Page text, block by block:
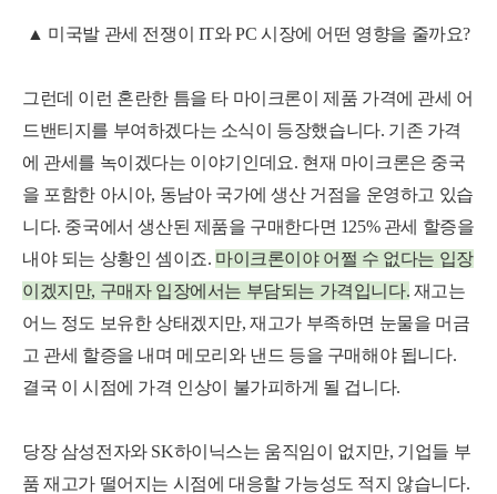
▲ 미국발 관세 전쟁이 IT와 PC 시장에 어떤 영향을 줄까요?
그런데 이런 혼란한 틈을 타 마이크론이 제품 가격에 관세 어
드밴티지를 부여하겠다는 소식이 등장했습니다. 기존 가격
에 관세를 녹이겠다는 이야기인데요. 현재 마이크론은 중국
을 포함한 아시아, 동남아 국가에 생산 거점을 운영하고 있습
니다. 중국에서 생산된 제품을 구매한다면 125% 관세 할증을
내야 되는 상황인 셈이죠. 마이크론이야 어쩔 수 없다는 입장
이겠지만, 구매자 입장에서는 부담되는 가격입니다. 재고는
어느 정도 보유한 상태겠지만, 재고가 부족하면 눈물을 머금
고 관세 할증을 내며 메모리와 낸드 등을 구매해야 됩니다.
결국 이 시점에 가격 인상이 불가피하게 될 겁니다.
당장 삼성전자와 SK하이닉스는 움직임이 없지만, 기업들 부
품 재고가 떨어지는 시점에 대응할 가능성도 적지 않습니다.